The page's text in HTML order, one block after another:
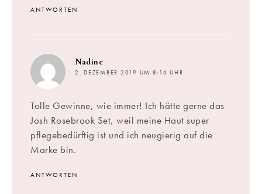
ANTWORTEN
Nadine
2. DEZEMBER 2019 UM 8:16 UHR
Tolle Gewinne, wie immer! Ich hätte gerne das
Josh Rosebrook Set, weil meine Haut super
pflegebedürftig ist und ich neugierig auf die
Marke bin.
ANTWORTEN